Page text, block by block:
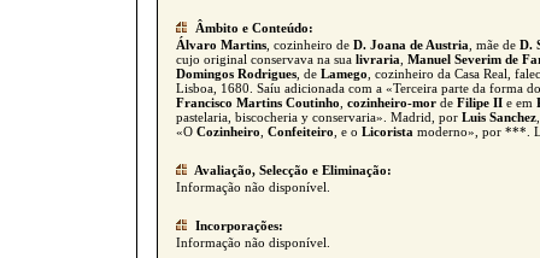
Âmbito e Conteúdo:
Álvaro Martins , cozinheiro de D. Joana de Austria , mãe de D.
cujo original conservava na sua livraria Manuel Severim de
Domingos Rodrigues , de Lamego , cozinheiro da Casa Real,
Lisboa, 1680. Saíu adicionada com a «Terceira parte da forma
Francisco Martins Coutinho cozinheiro-mor de Filipe II e em
pastelaria, biscocheria y conservaria». Madrid, por Luis Sanchez
«O Cozinheiro Confeiteiro , e o Licorista moderno», por ***.
Avaliação, Selecção e Eliminação:
Informação não disponível.
Incorporações:
Informação não disponível.